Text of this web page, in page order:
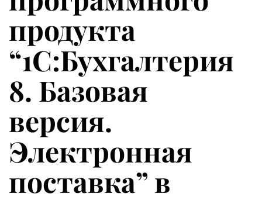
продукта
“1С:Бухгалтерия
8. Базовая
версия.
Электронная
поставка” в